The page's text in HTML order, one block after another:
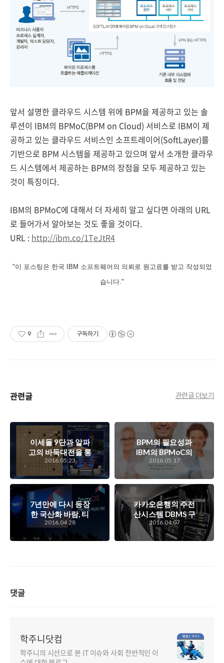
앞서 설명한 클라우드 시스템 위에 BPM을 제공하고 있는 솔
루션이 IBM의 BPMoC(BPM on Cloud) 서비스로 IBM이 제
공하고 있는 클라우드 서비스인 소프트레이어(SoftLayer)를
기반으로 BPM 시스템을 제공하고 있으며 앞서 소개한 클라우
드 시스템에서 제공하는 BPM의 장점을 모두 제공하고 있는
것이 특징이다.
IBM의 BPMoC에 대해서 더 자세히 알고 싶다면 아래의 URL
로 들어가서 알아보는 것도 좋을 것이다.
URL : http://ibm.co/1TeJtR4
"이 포스팅은 한국 IBM 소프트웨어의 의뢰로 원고료를 받고 작성되었
습니다."
9 구독하기
관련글 관련글 더보기
이세돌 9단과 알파
고의 바둑대전을 통
해 본 인공지능의 역
사는?
2016.05.23
BPM의 필요성과
IBM의 BPMoC의
특징
2016.05.17
7년만에 다시 등장
한 국산화 바람, 티
맥스의 TmaxOS와
오피스 등의 발표.
'선택의 기쁨, 혁신
2016.04.28
카카오은행의 주전
산시스템 DBMS 구
축 정책 중 탈 오라
클 정책에 대해서..
(하지만 이변은 없
2016.04.07
댓글
학주니닷컴
학주니의 시선으로 본 IT 이슈와 사회 전반적인 이